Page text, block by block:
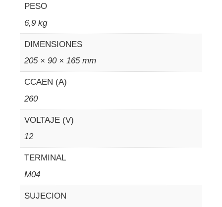
PESO
6,9 kg
DIMENSIONES
205 × 90 × 165 mm
CCAEN (A)
260
VOLTAJE (V)
12
TERMINAL
M04
SUJECION